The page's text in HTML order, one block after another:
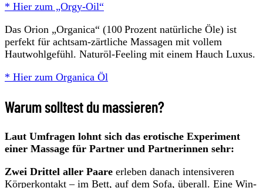
* Hier zum „Orgy‑Oil“
Das Orion „Organica“ (100 Prozent natürliche Öle) ist
perfekt für achtsam-zärtliche Massagen mit vollem
Hautwohlgefühl. Naturöl-Feeling mit einem Hauch Luxus.
* Hier zum Organica Öl
Warum solltest du massieren?
Laut Umfragen lohnt sich das erotische Experiment
einer Massage für Partner und Partnerinnen sehr:
Zwei Drittel aller Paare erleben danach intensiveren
Körperkontakt – im Bett, auf dem Sofa, überall. Eine Win-